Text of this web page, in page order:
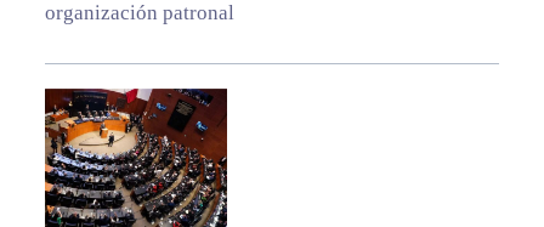
organización patronal